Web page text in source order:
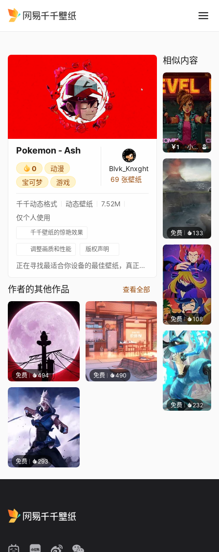
Pokemon - Ash
0
动漫
宝可梦
游戏
Blvk_Knxght
69 张壁纸
千千动态格式 动态壁纸
7.52M
仅个人使用
千千壁纸的惊艳效果
调整画质和性能 版权声明
正在寻找最适合你设备的最佳壁纸，真正提升你的空间氛围？你来对地方了，这里有我为你风格量身打造的精彩壁纸，快来下载吧！别忘了关注我，获取更多即将发布的壁纸。原画：艺术家：(Anderes Moncayo[www.artstation.com]) 原画来源：https://www.artstation.com/artwork/bayyqo 音乐：♫ Sweet Dreams - Snivys x NuzLok♫ https://youtu.be/9pAqOi7t2SQ 动画鸣谢：动画和视觉特效由 Blvk_Knxght 制作 标签：pokemon, pika, ash, red, clouds, misty, squirtle with them shades, relaxing, poke ball, responsive ⪢ 免责声明 ⪡ 我不拥有壁纸中使用的任何原画或音乐。原艺术家及其作品链接如上，请支持他们的精彩作品。如果任何原作者不希望壁纸出现在此处，请通过 steam 联系我。
作者的其他作品 查看全部
免费 494 免费 490
免费 293
相似内容
￥1 小鹿子
免费 133
免费 108
免费 232